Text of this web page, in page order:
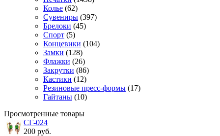
Колье (62)
Сувениры (397)
Брелоки (45)
Спорт (5)
Концевики (104)
Замки (128)
Флажки (26)
Закрутки (86)
Кастики (12)
Резиновые пресс-формы (17)
Гайтаны (10)
Просмотренные товары
СГ-024
200 руб.